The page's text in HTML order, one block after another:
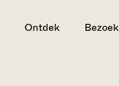
Ontdek Bezoek